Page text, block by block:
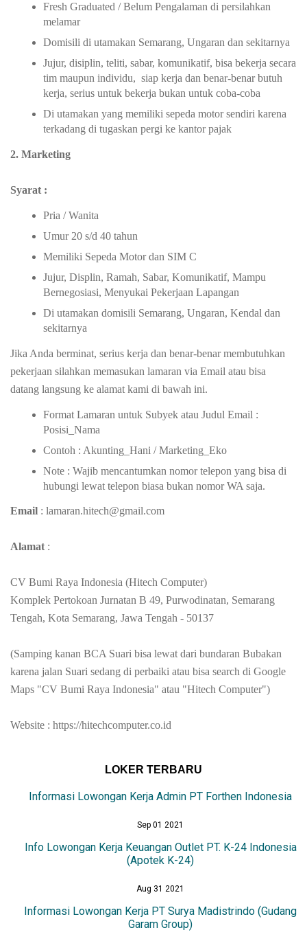
Fresh Graduated / Belum Pengalaman di persilahkan
melamar
Domisili di utamakan Semarang, Ungaran dan sekitarnya
Jujur, disiplin, teliti, sabar, komunikatif, bisa bekerja secara
tim maupun individu, siap kerja dan benar-benar butuh
kerja, serius untuk bekerja bukan untuk coba-coba
Di utamakan yang memiliki sepeda motor sendiri karena
terkadang di tugaskan pergi ke kantor pajak
2. Marketing
Syarat :
Pria / Wanita
Umur 20 s/d 40 tahun
Memiliki Sepeda Motor dan SIM C
Jujur, Displin, Ramah, Sabar, Komunikatif, Mampu
Bernegosiasi, Menyukai Pekerjaan Lapangan
Di utamakan domisili Semarang, Ungaran, Kendal dan
sekitarnya
Jika Anda berminat, serius kerja dan benar-benar membutuhkan
pekerjaan silahkan memasukan lamaran via Email atau bisa
datang langsung ke alamat kami di bawah ini.
Format Lamaran untuk Subyek atau Judul Email :
Posisi_Nama
Contoh : Akunting_Hani / Marketing_Eko
Note : Wajib mencantumkan nomor telepon yang bisa di
hubungi lewat telepon biasa bukan nomor WA saja.
Email : lamaran.hitech@gmail.com
Alamat :
CV Bumi Raya Indonesia (Hitech Computer)
Komplek Pertokoan Jurnatan B 49, Purwodinatan, Semarang
Tengah, Kota Semarang, Jawa Tengah - 50137
(Samping kanan BCA Suari bisa lewat dari bundaran Bubakan
karena jalan Suari sedang di perbaiki atau bisa search di Google
Maps "CV Bumi Raya Indonesia" atau "Hitech Computer")
Website : https://hitechcomputer.co.id
LOKER TERBARU
Informasi Lowongan Kerja Admin PT Forthen Indonesia
Sep 01 2021
Info Lowongan Kerja Keuangan Outlet PT. K-24 Indonesia
(Apotek K-24)
Aug 31 2021
Informasi Lowongan Kerja PT Surya Madistrindo (Gudang
Garam Group)